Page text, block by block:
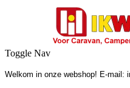
Toggle Nav
Welkom in onze webshop! E-mail: